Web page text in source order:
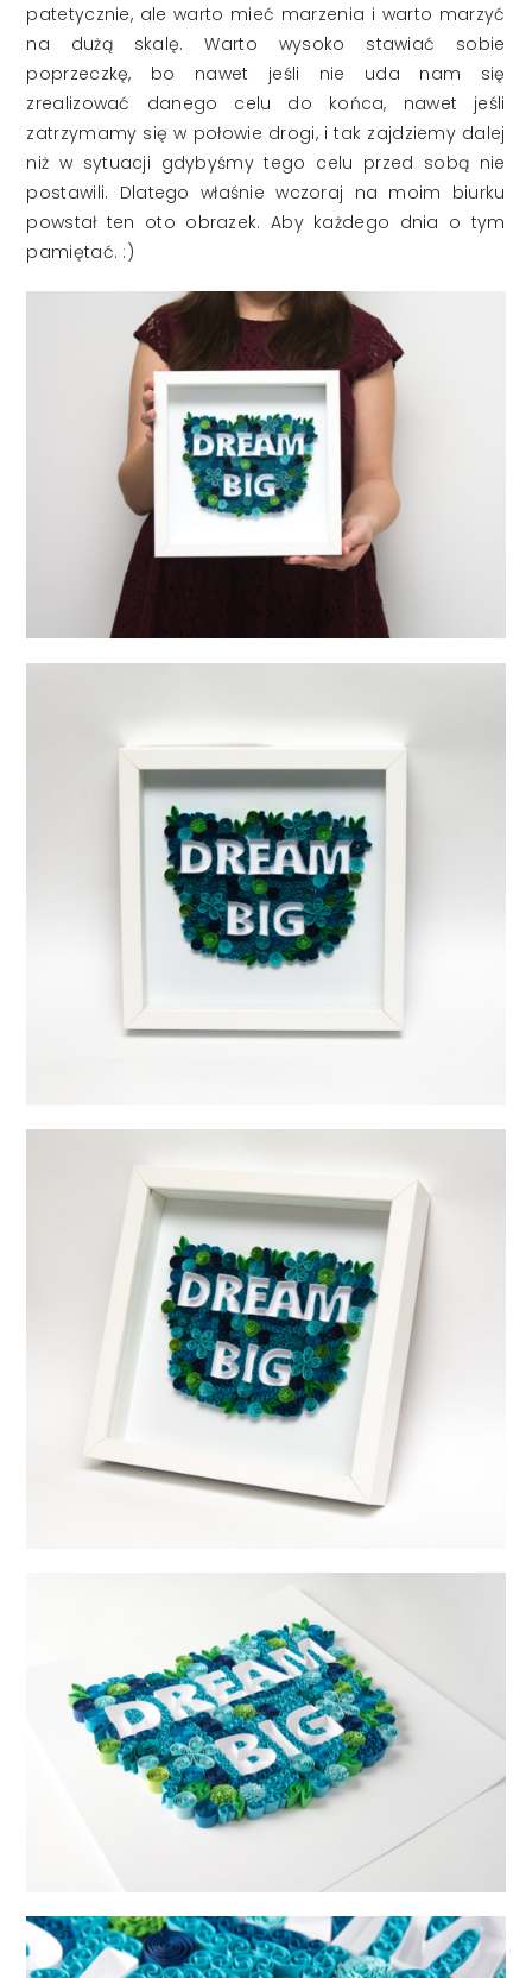
patetycznie, ale warto mieć marzenia i warto marzyć
na dużą skalę. Warto wysoko stawiać sobie
poprzeczkę, bo nawet jeśli nie uda nam się
zrealizować danego celu do końca, nawet jeśli
zatrzymamy się w połowie drogi, i tak zajdziemy dalej
niż w sytuacji gdybyśmy tego celu przed sobą nie
postawili. Dlatego właśnie wczoraj na moim biurku
powstał ten oto obrazek. Aby każdego dnia o tym
pamiętać. :)